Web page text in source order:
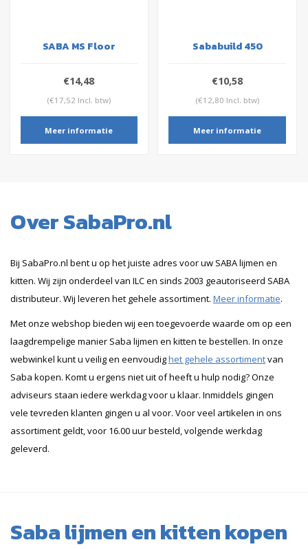
SABA MS Floor
€14,48
(€17,52 Incl. btw)
Meer informatie
Sababuild 450
€10,58
(€12,80 Incl. btw)
Meer informatie
Over SabaPro.nl
Bij SabaPro.nl bent u op het juiste adres voor uw SABA lijmen en
kitten. Wij zijn onderdeel van ILC en sinds 2003 geautoriseerd SABA
distributeur. Wij leveren het gehele assortiment. Meer informatie.
Met onze webshop bieden wij een toegevoerde waarde om op een
laagdrempelige manier Saba lijmen en kitten te bestellen. In onze
webwinkel kunt u veilig en eenvoudighet gehele assortimentvan
Saba kopen. Komt u ergens niet uit of heeft u hulp nodig? Onze
adviseurs staan iedere werkdag voor u klaar. Inmiddels gingen
vele tevreden klanten gingen u al voor. Voor veel artikelen in ons
assortiment geldt, voor 16.00 uur besteld, volgende werkdag
geleverd.
Saba lijmen en kitten kopen